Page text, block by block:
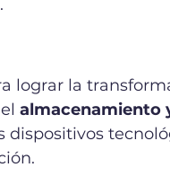
lograr la
almacenamiento
dispositivos